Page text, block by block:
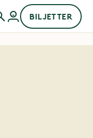
BILJETTER